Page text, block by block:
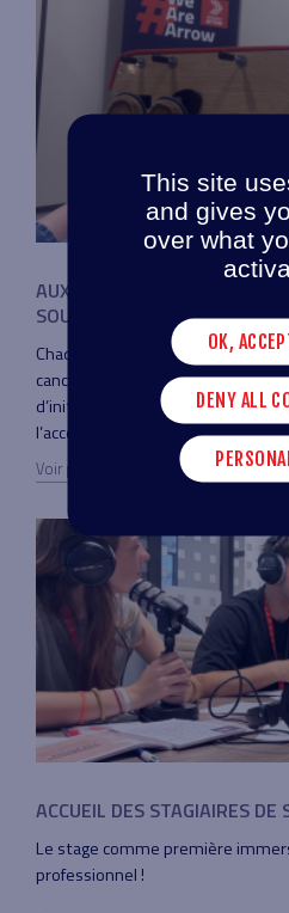
AUX CÔTÉS DU CENTRE LÉON
SOUTENIR LA LUTTE CONTRE
Chaque année, le Centre Léon
cancérologie à Lyon, mobilise des
d’initiatives solidaires pour
l’accompagnement des patients
Voir plus
ACCUEIL DES STAGIAIRES DE
Le stage comme première
professionnel !
This site
and gives
over what
OK,
DENY ALL